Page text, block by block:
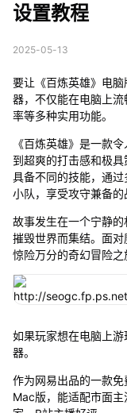
设置教程
2025-05-13
要让《百炼英雄》电
器，不仅能在电脑上
率等多种实用功能。
《百炼英雄》是一款
到超爽的打击感和极
具备不同的技能，通
小队，享受攻守兼备的
故事发生在一个宁静
摧毁世界而集结。面
惊险万分的奇幻冒险之
如果玩家想在电脑上
器。
作为网易出品的一款
Mac版，能适配市面